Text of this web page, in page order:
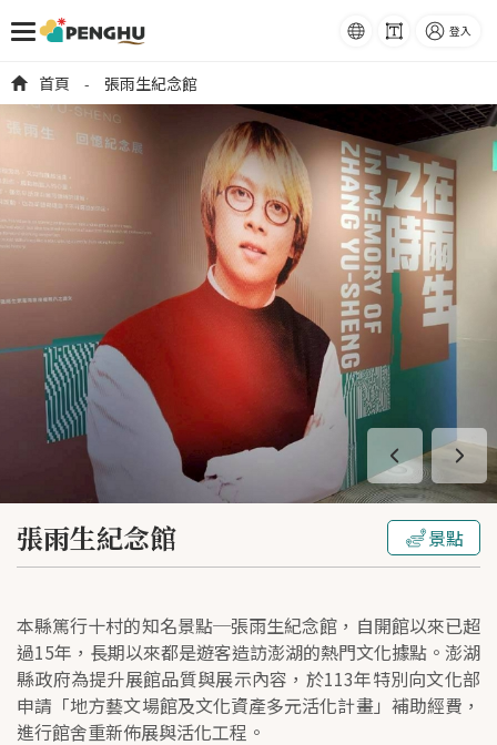
語系 字級 登入
首頁 - 張雨生紀念館
張雨生紀念館 景點
本縣篤行十村的知名景點─張雨生紀念館，自開館以來已超
過15年，長期以來都是遊客造訪澎湖的熱門文化據點。澎湖
縣政府為提升展館品質與展示內容，於113年特別向文化部
申請「地方藝文場館及文化資產多元活化計畫」補助經費，
進行館舍重新佈展與活化工程。